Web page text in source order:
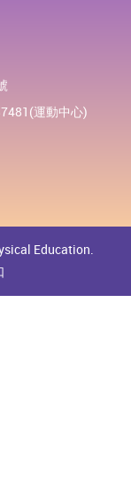
運動中心)
Education.